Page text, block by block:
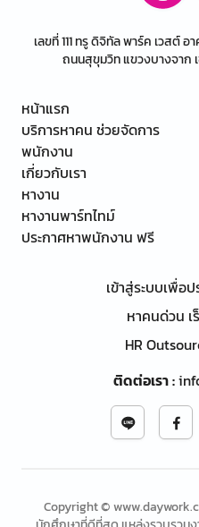
เลขที่ 111 ทรู ดิจิทัล พาร์ค เวสต์
ถนนสุขุมวิท แขวงบางจาก
หน้าแรก
บริการหาคน ช่วยจัดการ
พนักงาน
เกี่ยวกับเรา
หางาน
หางานพาร์ทไทม์
ประกาศหาพนักงาน ฟรี
เข้าสู่ระบบเพื่อ
หาคนด่วน เ
HR
ติดต่อเรา:
Copyright ©